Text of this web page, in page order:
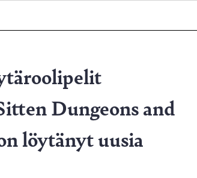
Dungeons and
löytänyt uusia